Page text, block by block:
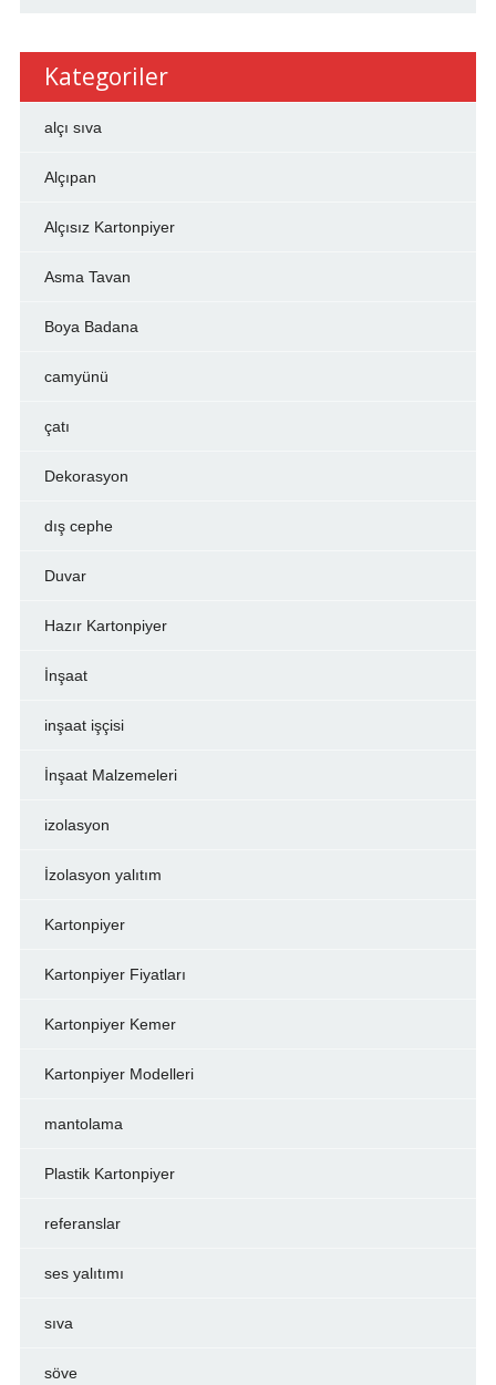
Kategoriler
alçı sıva
Alçıpan
Alçısız Kartonpiyer
Asma Tavan
Boya Badana
camyünü
çatı
Dekorasyon
dış cephe
Duvar
Hazır Kartonpiyer
İnşaat
inşaat işçisi
İnşaat Malzemeleri
izolasyon
İzolasyon yalıtım
Kartonpiyer
Kartonpiyer Fiyatları
Kartonpiyer Kemer
Kartonpiyer Modelleri
mantolama
Plastik Kartonpiyer
referanslar
ses yalıtımı
sıva
söve